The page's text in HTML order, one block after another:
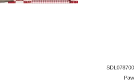
SDL078700
Paw